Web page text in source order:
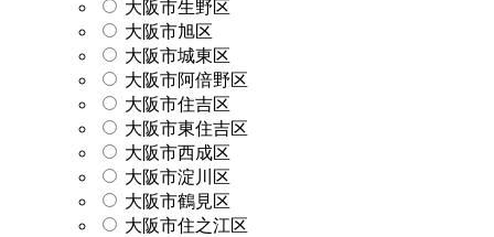
大阪市生野区
大阪市旭区
大阪市城東区
大阪市阿倍野区
大阪市住吉区
大阪市東住吉区
大阪市西成区
大阪市淀川区
大阪市鶴見区
大阪市住之江区